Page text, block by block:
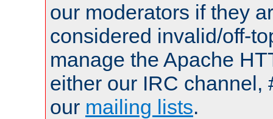
our moderators if they
considered invalid/off-
manage the Apache
either our IRC channel,
our mailing lists.